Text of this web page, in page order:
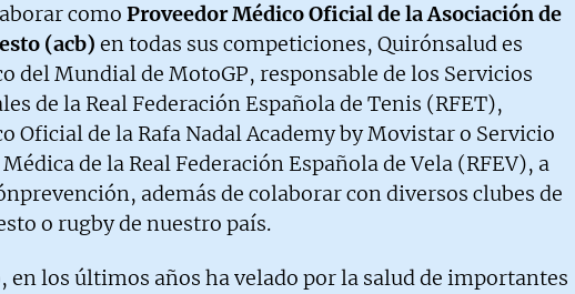
como Proveedor Médico Oficial de la Asociación de
(acb) en todas sus competiciones, Quirónsalud es
del Mundial de MotoGP, responsable de los Servicios
de la Real Federación Española de Tenis (RFET),
Oficial de la Rafa Nadal Academy by Movistar o Servicio
de la Real Federación Española de Vela (RFEV), a
además de colaborar con diversos clubes de
o rugby de nuestro país.
en los últimos años ha velado por la salud de importantes